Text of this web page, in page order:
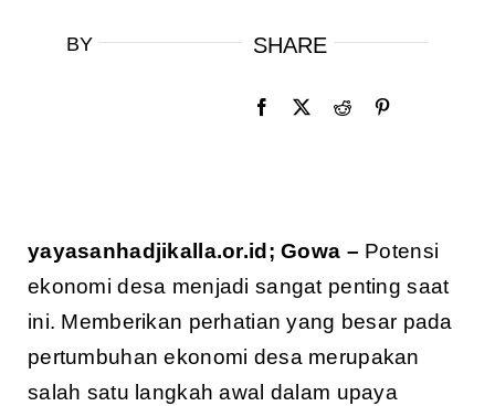
BY SHARE
yayasanhadjikalla.or.id; Gowa – Potensi
ekonomi desa menjadi sangat penting saat
ini. Memberikan perhatian yang besar pada
pertumbuhan ekonomi desa merupakan
salah satu langkah awal dalam upaya